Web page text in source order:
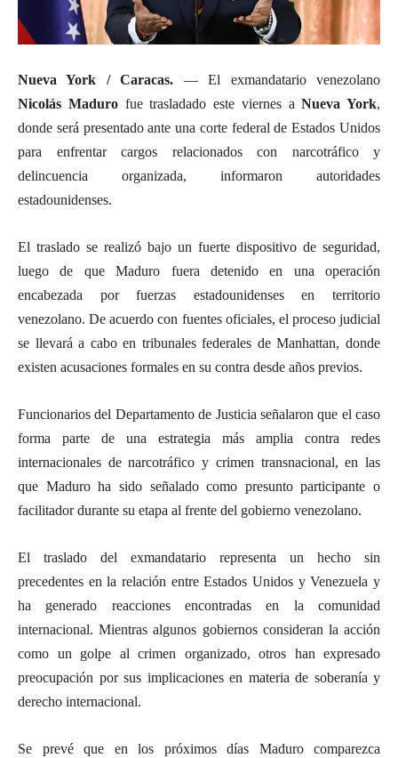
Nueva York / Caracas. — El exmandatario venezolano
Nicolás Madurofue trasladado este viernes aNueva York,
donde será presentado ante una corte federal de Estados Unidos
para enfrentar cargos relacionados con narcotráfico y
delincuencia organizada, informaron autoridades
estadounidenses.
El traslado se realizó bajo un fuerte dispositivo de seguridad,
luego de que Maduro fuera detenido en una operación
encabezada por fuerzas estadounidenses en territorio
venezolano. De acuerdo con fuentes oficiales, el proceso judicial
se llevará a cabo en tribunales federales de Manhattan, donde
existen acusaciones formales en su contra desde años previos.
Funcionarios del Departamento de Justicia señalaron que el caso
forma parte de una estrategia más amplia contra redes
internacionales de narcotráfico y crimen transnacional, en las
que Maduro ha sido señalado como presunto participante o
facilitador durante su etapa al frente del gobierno venezolano.
El traslado del exmandatario representa un hecho sin
precedentes en la relación entre Estados Unidos y Venezuela y
ha generado reacciones encontradas en la comunidad
internacional. Mientras algunos gobiernos consideran la acción
como un golpe al crimen organizado, otros han expresado
preocupación por sus implicaciones en materia de soberanía y
derecho internacional.
Se prevé que en los próximos días Maduro comparezca